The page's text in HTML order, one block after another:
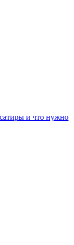
и что нужно